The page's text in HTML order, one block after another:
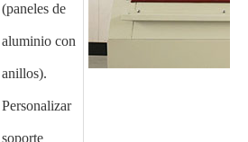
(paneles de
aluminio con
anillos).
Personalizar
soporte